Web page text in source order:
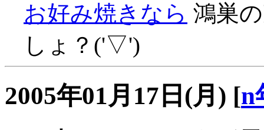
お好み焼きなら 鴻巣
しょ？('▽')
2005年01月17日(月) [n